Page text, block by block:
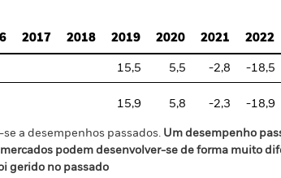
2017 2018 2019 2020 2021 2022
15,5 5,5 -2,8 -18,5
15,9 5,8 -2,3 -18,9
a desempenhos passados. Um desempenho
podem desenvolver-se de forma muito
gerido no passado